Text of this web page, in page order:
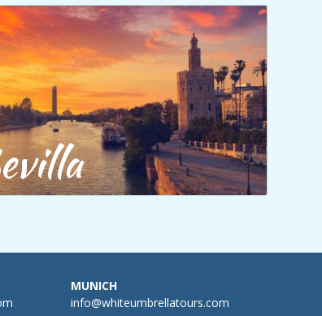
MUNICH
info@whiteumbrellatours.com